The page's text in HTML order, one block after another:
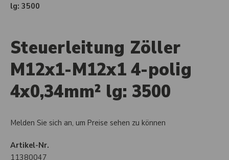
lg: 3500
Steuerleitung Zöller
M12x1-M12x1 4-polig
4x0,34mm² lg: 3500
Melden Sie sich an, um Preise sehen zu können
Artikel-Nr.
11380047